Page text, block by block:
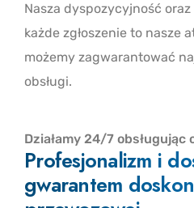
Nasza dyspozycyjność
każde zgłoszenie to nasze
możemy zagwarantować
obsługi.
Działamy 24/7 obsługując
Profesjonalizm i
gwarantem